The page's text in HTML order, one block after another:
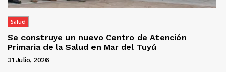
Salud
Se construye un nuevo Centro de Atención
Primaria de la Salud en Mar del Tuyú
31 Julio, 2026